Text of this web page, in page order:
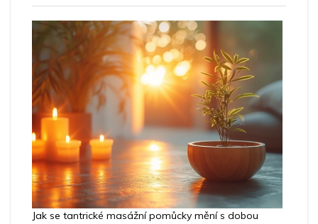
Jak se tantrické masážní pomůcky mění s dobou